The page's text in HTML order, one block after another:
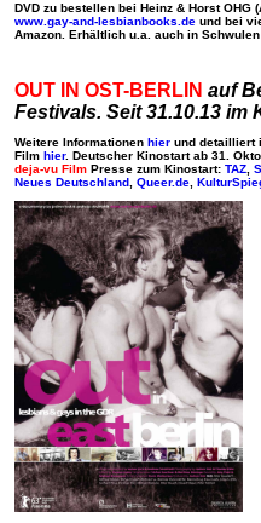
DVD zu bestellen bei Heinz & Horst OHG
www.gay-and-lesbianbooks.de und bei
Amazon. Erhältlich u.a. auch in Schwulen
OUT IN OST-BERLIN auf
Festivals. Seit 31.10.13 im
Weitere Informationen hier und detailliert
Film hier. Deutscher Kinostart ab 31.
deja-vu Film Presse zum Kinostart: TAZ
Neues Deutschland Queer.de